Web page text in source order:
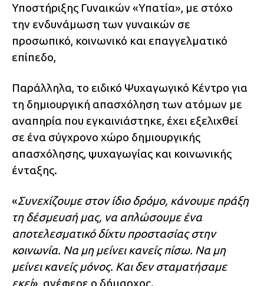
Υποστήριξης Γυναικών «Υπατία», με στόχο
την ενδυνάμωση των γυναικών σε
προσωπικό, κοινωνικό και επαγγελματικό
επίπεδο,
Παράλληλα, το ειδικό Ψυχαγωγικό Κέντρο για
τη δημιουργική απασχόληση των ατόμων με
αναπηρία που εγκαινιάστηκε, έχει εξελιχθεί
σε ένα σύγχρονο χώρο δημιουργικής
απασχόλησης, ψυχαγωγίας και κοινωνικής
ένταξης.
«Συνεχίζουμε στον ίδιο δρόμο, κάνουμε πράξη
τη δέσμευσή μας, να απλώσουμε ένα
αποτελεσματικό δίχτυ προστασίας στην
κοινωνία. Να μη μείνει κανείς πίσω. Να μη
μείνει κανείς μόνος. Και δεν σταματήσαμε
εκεί», ανέφερε ο δήμαρχος.